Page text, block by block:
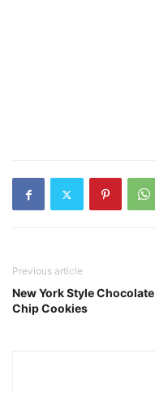
Previous article
New York Style Chocolate
Chip Cookies